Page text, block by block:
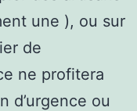
une ), ou sur
de
ne profitera
d’urgence ou